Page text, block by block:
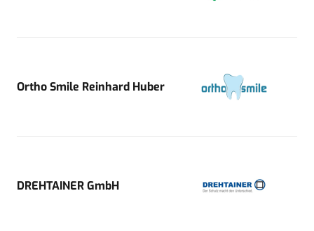
Ortho Smile Reinhard Huber
DREHTAINER GmbH